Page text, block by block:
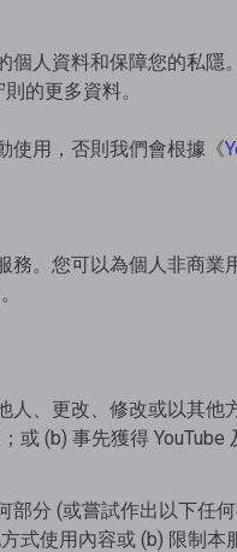
人資料和保障您的私隱
的更多資料。
使用，否則我們會根據《
務。您可以為個人非商業
人、更改、修改或以其他
或 (b) 事先獲得 YouTube
分 (或嘗試作出以下任
式使用內容或 (b) 限制本